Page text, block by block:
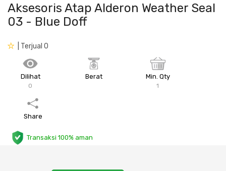
Lantai
Sanitari & Aksesorisnya
Beton
Besi Profil & Plat
Peralatan Utama
Pompa dan Pipa
Aksesoris Atap Alderon Weather Seal
03 - Blue Doff
| Terjual 0
Dilihat
0
Berat Min. Qty
1
Share
Transaksi 100% aman